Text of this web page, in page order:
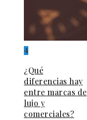
4
¿Qué
diferencias hay
entre marcas de
lujo y
comerciales?